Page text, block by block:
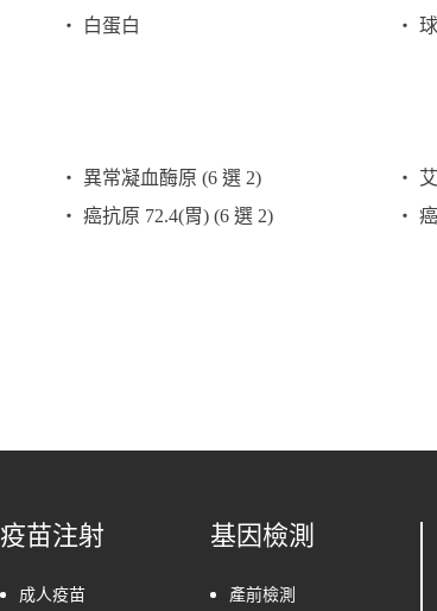
‧ 白蛋白
‧
‧ 異常凝血酶原 (6 選 2)
‧
‧ 癌抗原 72.4(胃) (6 選 2)
‧
疫苗注射
成人疫苗
基因檢測
產前檢測